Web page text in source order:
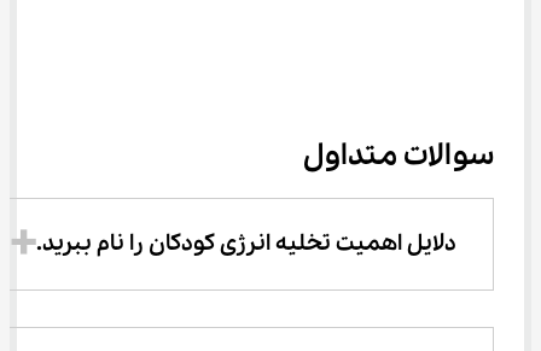
سوالات متداول
دلایل اهمیت تخلیه انرژی کودکان را نام ببرید.